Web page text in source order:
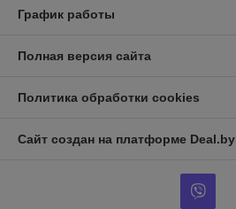
График работы
Полная версия сайта
Политика обработки cookies
Сайт создан на платформе Deal.by